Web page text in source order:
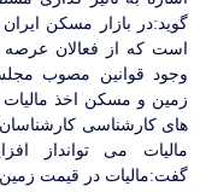
گوید:در بازار مسکن
است که از فعالان
وجود قوانین مصوب
زمین و مسکن اخذ مالیات
های کارشناسی کارشناسان
مالیات می توانداز
گفت:مالیات در قیمت